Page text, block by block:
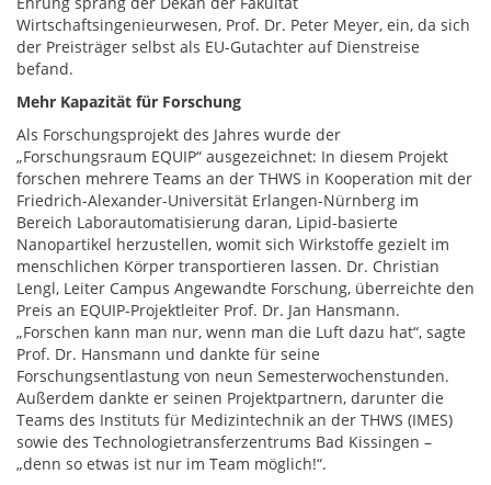
Wirtschaftsingenieurwesen, Prof. Dr. Peter Meyer, ein, da sich
der Preisträger selbst als EU-Gutachter auf Dienstreise
befand.
Mehr Kapazität für Forschung
Als Forschungsprojekt des Jahres wurde der
„Forschungsraum EQUIP“ ausgezeichnet: In diesem Projekt
forschen mehrere Teams an der THWS in Kooperation mit der
Friedrich-Alexander-Universität Erlangen-Nürnberg im
Bereich Laborautomatisierung daran, Lipid-basierte
Nanopartikel herzustellen, womit sich Wirkstoffe gezielt im
menschlichen Körper transportieren lassen. Dr. Christian
Lengl, Leiter Campus Angewandte Forschung, überreichte den
Preis an EQUIP-Projektleiter Prof. Dr. Jan Hansmann.
„Forschen kann man nur, wenn man die Luft dazu hat“, sagte
Prof. Dr. Hansmann und dankte für seine
Forschungsentlastung von neun Semesterwochenstunden.
Außerdem dankte er seinen Projektpartnern, darunter die
Teams des Instituts für Medizintechnik an der THWS (IMES)
sowie des Technologietransferzentrums Bad Kissingen –
„denn so etwas ist nur im Team möglich!“.